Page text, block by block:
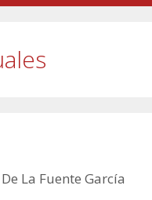
La Fuente García